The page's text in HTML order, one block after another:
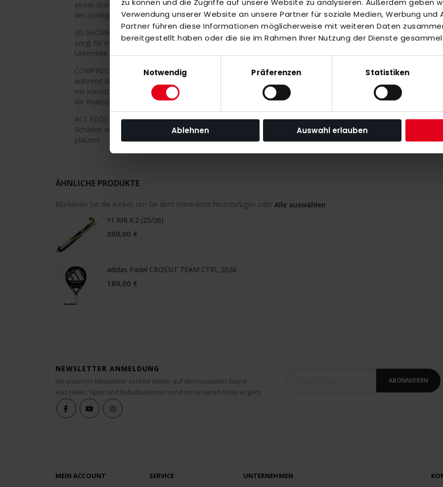
zu können und die Zugriffe auf unsere Website zu analysieren. Außerdem geben
Verwendung unserer Website an unsere Partner für soziale Medien, Werbung und
Partner führen diese Informationen möglicherweise mit weiteren Daten
bereitgestellt haben oder die sie im Rahmen Ihrer Nutzung der Dienste
Notwendig
Präferenzen Statistiken
Ablehnen Auswahl erlauben
einem Standard-Kohlenstoffaufbau, was die Kraftentwicklung und Haltbarkeit
des Schlägers erhöht.
3D GEOMETRIE: Die einzigartige adidas-Schlägerform verstärkt den Schaft,
sorgt für mehr Schlagkraft und ein präziseres Finish. Die ausgeschnittene
Unterseite erleichtert das Anheben des Balls.
COMPRESSION CORE: Ein Hybridkern im Kopf des Schlägers komprimiert
während der Herstellung die Verbundschichten, wodurch ein stärkerer Schläger
mit konsistenter Struktur entsteht. Dies verbessert den Sweet Spot und erhöht
die Reaktionsfähigkeit beim Passen und Empfangen des Balls.
ACT EDGE: Ein fortschrittliches Verbundmaterial aus hochimpact Nylon, das
Schäden verhindert und Vibrationen reduziert; strategisch an der Rückkante
platziert.
ÄHNLICHE PRODUKTE
Markieren Sie die Artikel, um Sie dem Warenkorb hinzuzufügen oder Alle auswählen
Y1 MR X.2 (25/26)
300,00 €
adidas Padel CROSSIT TEAM CTRL 2026
180,00 €
NEWSLETTER ANMELDUNG
Mit unserem Newsletter seid ihr immer auf den neuesten Stand
was News, Tipps und Rabattaktionen rund um unseren Shop angeht.
ABONNIEREN
MEIN ACCOUNT SERVICE UNTERNEHMEN